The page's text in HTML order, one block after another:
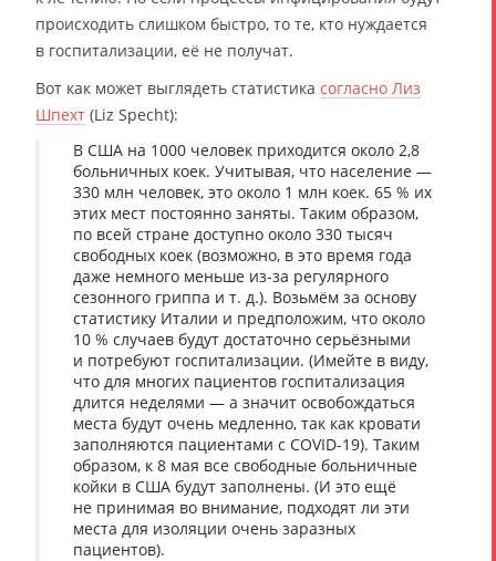
происходить слишком быстро, то те, кто нуждается
в госпитализации, её не получат.
Вот как может выглядеть статистика согласно Лиз
Шпехт (Liz Specht):
В США на 1000 человек приходится около 2,8
больничных коек. Учитывая, что население —
330 млн человек, это около 1 млн коек. 65 % их
этих мест постоянно заняты. Таким образом,
по всей стране доступно около 330 тысяч
свободных коек (возможно, в это время года
даже немного меньше из-за регулярного
сезонного гриппа и т. д.). Возьмём за основу
статистику Италии и предположим, что около
10 % случаев будут достаточно серьёзными
и потребуют госпитализации. (Имейте в виду,
что для многих пациентов госпитализация
длится неделями — а значит освобождаться
места будут очень медленно, так как кровати
заполняются пациентами с COVID-19). Таким
образом, к 8 мая все свободные больничные
койки в США будут заполнены. (И это ещё
не принимая во внимание, подходят ли эти
места для изоляции очень заразных
пациентов).